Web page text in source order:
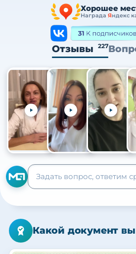
Хорошее
Награда Яндекс
Отзывы 227
Какой документ